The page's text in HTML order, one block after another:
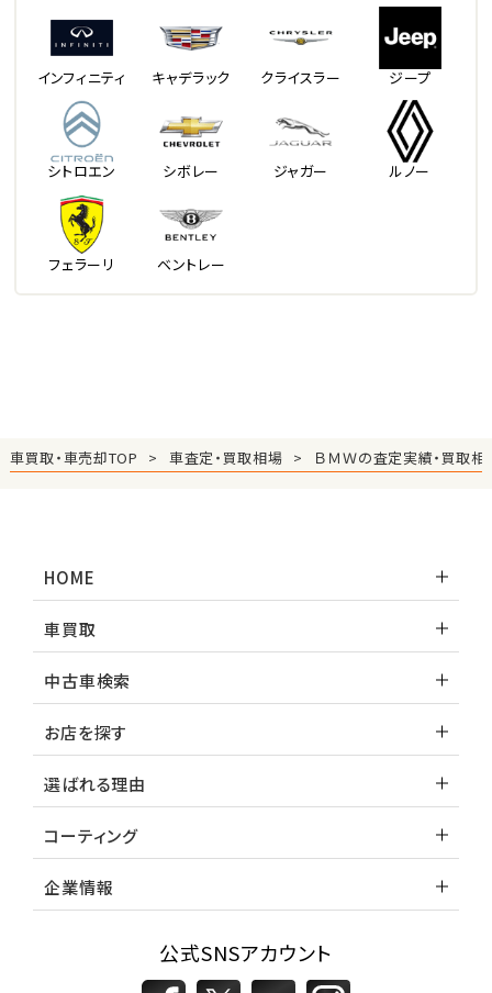
インフィニティ キャデラック クライスラー ジープ
シトロエン シボレー ジャガー ルノー
フェラーリ ベントレー
車買取・車売却TOP 車査定・買取相場 ＢＭＷの査定実績・買取相
HOME
車買取
中古車検索
お店を探す
選ばれる理由
コーティング
企業情報
公式SNSアカウント